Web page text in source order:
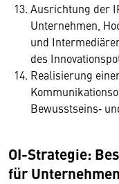
Ausrichtung der
Unternehmen,
und
des
Realisierung
Bewusstseins‐
OI-Strategie:
für